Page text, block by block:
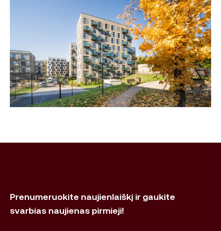
Prenumeruokite naujienlaiškį ir gaukite
svarbias naujienas pirmieji!